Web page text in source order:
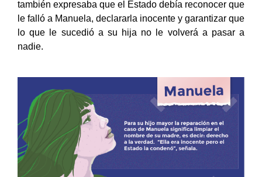
también expresaba que el Estado debía reconocer que
le falló a Manuela, declararla inocente y garantizar que
lo que le sucedió a su hija no le volverá a pasar a
nadie.